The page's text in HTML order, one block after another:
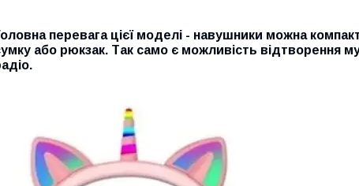
перевага цієї моделі - навушники можна
або рюкзак. Так само є можливість відтворення